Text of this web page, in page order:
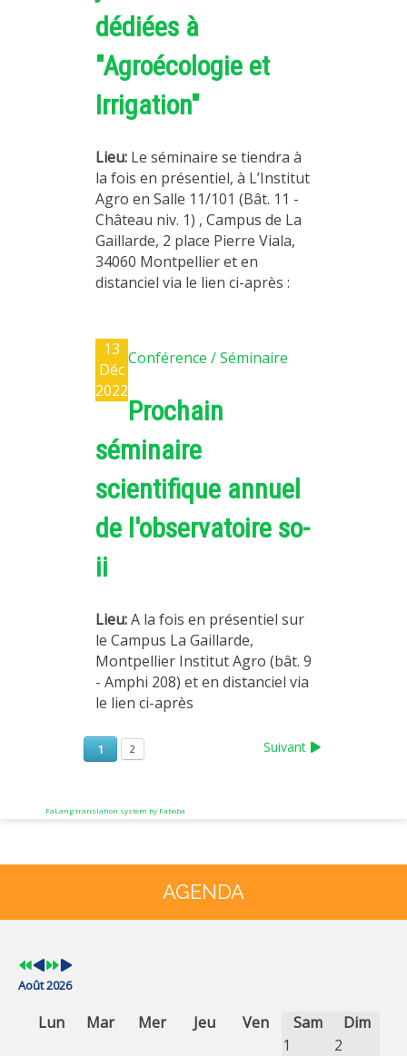
dédiées à
"Agroécologie et
Irrigation"
Lieu: Le séminaire se tiendra à
la fois en présentiel, à L’Institut
Agro en Salle 11/101 (Bât. 11 -
Château niv. 1) , Campus de La
Gaillarde, 2 place Pierre Viala,
34060 Montpellier et en
distanciel via le lien ci-après :
13
Déc
2022
Conférence / Séminaire
Prochain
séminaire
scientifique annuel
de l'observatoire so-
ii
Lieu:A la fois en présentiel sur
le Campus La Gaillarde,
Montpellier Institut Agro (bât. 9
- Amphi 208) et en distanciel via
le lien ci-après
1 2 Suivant
FaLang translation system by Faboba
AGENDA
Année
Mois
Année
Mois
Août 2026
Lun Mar Mer Jeu Ven Sam
Dim
1
2